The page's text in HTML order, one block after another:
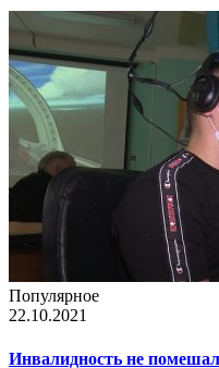
Популярное
22.10.2021
Инвалидность не